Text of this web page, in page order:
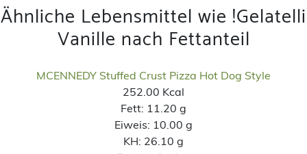
Ähnliche Lebensmittel wie !Gelatelli
Vanille nach Fettanteil
MCENNEDY Stuffed Crust Pizza Hot Dog Style
252.00 Kcal
Fett: 11.20 g
Eiweis: 10.00 g
KH: 26.10 g